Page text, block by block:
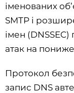
іменованих
SMTP і
імен
атак на
Протокол
запис DNS